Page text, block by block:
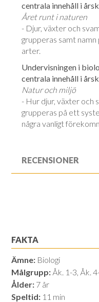
centrala innehåll i
Året runt i naturen
- Djur, växter och
grupperas samt
arter.
Undervisningen i
centrala innehåll i
Natur och miljö
- Hur djur, växter och
grupperas på ett
några vanligt
RECENSIONER
FAKTA
Ämne: Biologi
Målgrupp: Åk. 1-3, Åk.
Ålder: 7 år
Speltid: 11 min